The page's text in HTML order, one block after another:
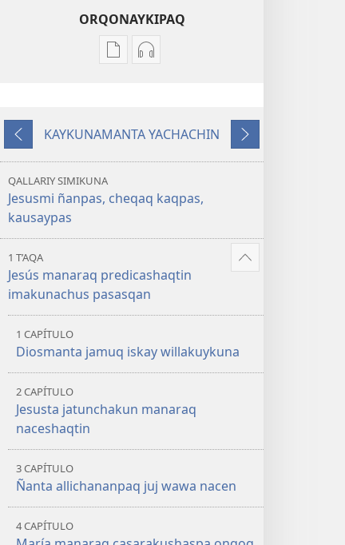
ORQONAYKIPAQ
Kaypi
ñanpas,
kausaypas
Kaypin
Jesusmi
kaqpas,
kausaypas
Kutiy
KAYKUNAMANTA YACHACHIN
Qatimuq
QALLARIY SIMIKUNA
Jesusmi ñanpas, cheqaq kaqpas,
kausaypas
1 T’AQA
Jesús manaraq predicashaqtin
imakunachus pasasqan
Mostrar
1 CAPÍTULO
Diosmanta jamuq iskay willakuykuna
2 CAPÍTULO
Jesusta jatunchakun manaraq
naceshaqtin
3 CAPÍTULO
Ñanta allichananpaq juj wawa nacen
4 CAPÍTULO